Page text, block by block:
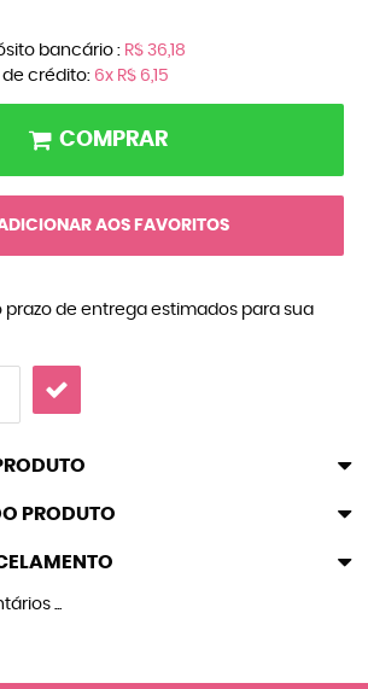
bancário : R$ 36,18
crédito: 6x R$ 6,15
COMPRAR
AOS FAVORITOS
prazo de entrega estimados para sua
PRODUTO
...